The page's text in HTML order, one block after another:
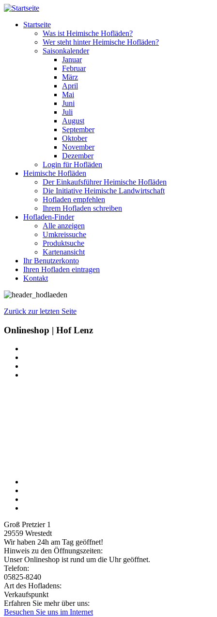
Direkt zum Inhalt
Startseite
Was ist Heimische Hofläden?
Wer steht hinter Heimische Hofläden?
Saisonkalender
Januar
Februar
März
April
Mai
Juni
Juli
August
September
Oktober
November
Dezember
Login für Hofläden
Heimische Hofläden
Der Einkaufsführer Heimische Hofläden
Die Initiative Heimische Landwirtschaft
Hofladen empfehlen
Ihrem Hofladen schreiben
Hofladen-Finder
Alle anzeigen
Umkreissuche
Produktsuche
Kartenansicht
Ihr Benutzerkonto
Ihren Hofladen eintragen
Kontakt
Zurück zur letzten Seite
Onlineshop | Hof Lenz
Groß Pretzier 1
29559 Wrestedt
Wir haben 24h am Tag geöffnet!
Hinweis zu den Öffnungszeiten:
Unser Onlineshop ist rund um die Uhr geöffnet.
Telefon:
05825-8240
Art des Hofladens:
Verkaufspunkt
Erfahren Sie mehr über uns:
Besuchen Sie uns im Internet